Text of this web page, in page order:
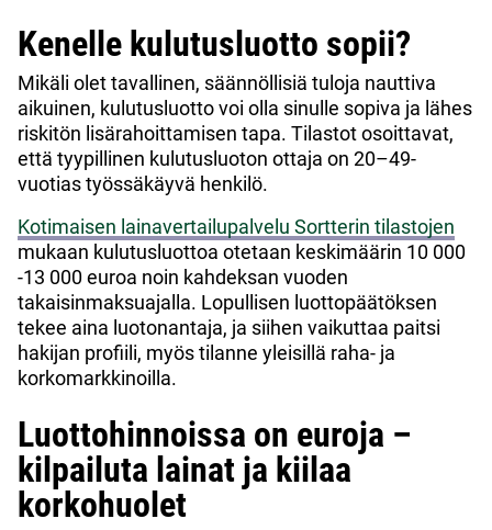
Kenelle kulutusluotto sopii?
Mikäli olet tavallinen, säännöllisiä tuloja nauttiva
aikuinen, kulutusluotto voi olla sinulle sopiva ja lähes
riskitön lisärahoittamisen tapa. Tilastot osoittavat,
että tyypillinen kulutusluoton ottaja on 20–49-
vuotias työssäkäyvä henkilö.
Kotimaisen lainavertailupalvelu Sortterin tilastojen
mukaan kulutusluottoa otetaan keskimäärin 10 000
-13 000 euroa noin kahdeksan vuoden
takaisinmaksuajalla. Lopullisen luottopäätöksen
tekee aina luotonantaja, ja siihen vaikuttaa paitsi
hakijan profiili, myös tilanne yleisillä raha- ja
korkomarkkinoilla.
Luottohinnoissa on euroja –
kilpailuta lainat ja kiilaa
korkohuolet